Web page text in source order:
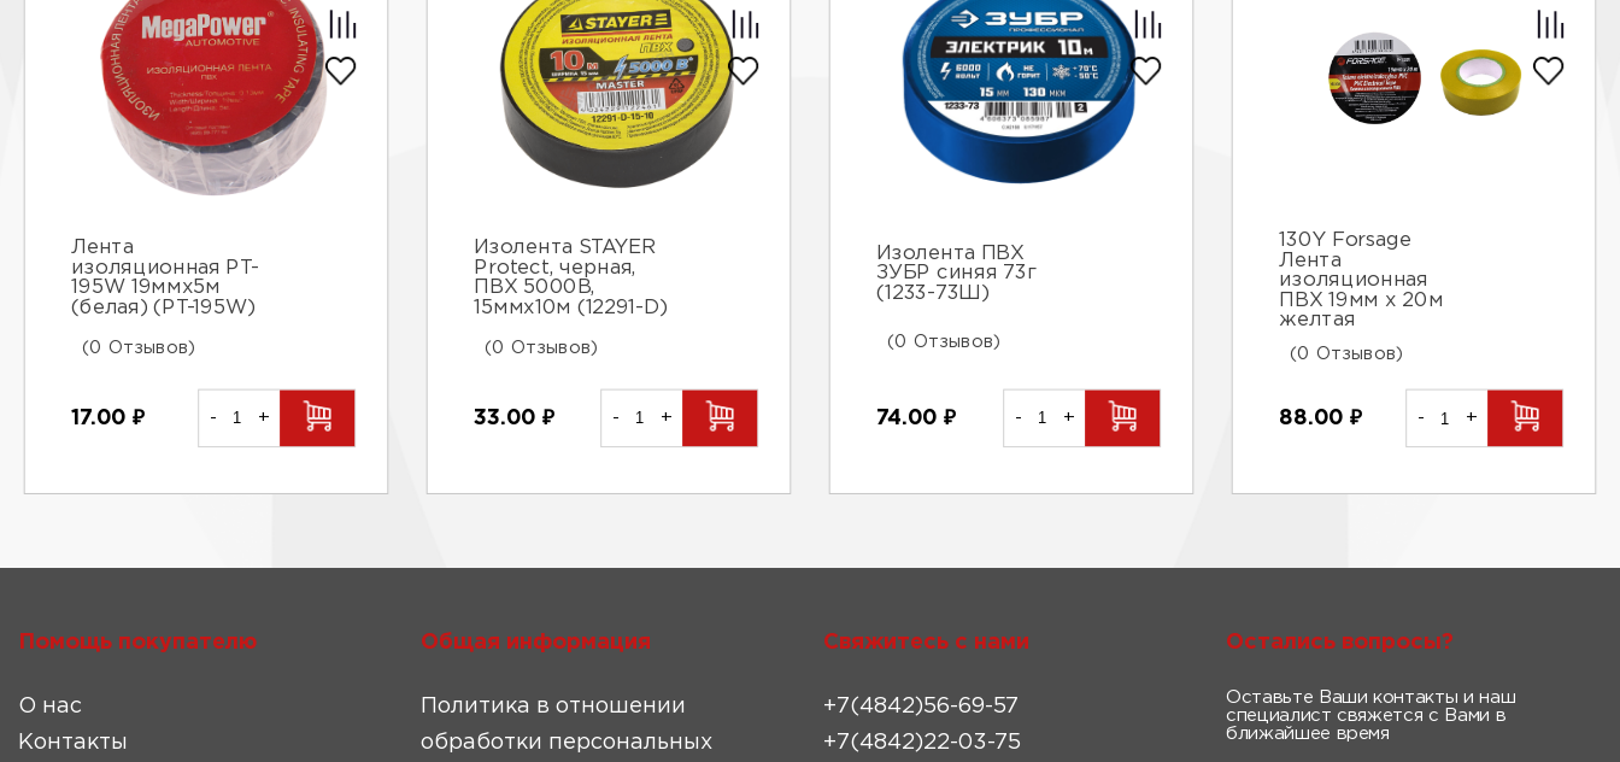
Лента
изоляционная PT-
195W 19ммх5м
(белая) (PT-195W)
(0 Отзывов)
17.00 ₽ - +
Изолента STAYER
Protect, черная,
ПВХ 5000В,
15ммх10м (12291-D)
(0 Отзывов)
33.00 ₽ - +
Изолента ПВХ
ЗУБР синяя 73г
(1233-73Ш)
(0 Отзывов)
74.00 ₽ - +
130Y Forsage
Лента
изоляционная
ПВХ 19мм х 20м
желтая
(0 Отзывов)
88.00 ₽ - +
Помощь покупателю
О нас
Контакты
Общая информация
Политика в отношении
обработки персональных
Свяжитесь с нами
+7(4842)56-69-57
+7(4842)22-03-75
Остались вопросы?
Оставьте Ваши контакты и наш
специалист свяжется с Вами в
ближайшее время